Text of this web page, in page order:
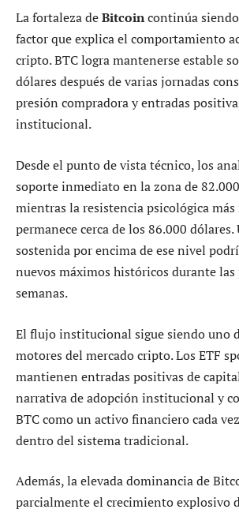
La fortaleza deBitcoincontinúa
factor que explica el comportamiento
cripto. BTC logra mantenerse estable
dólares después de varias jornadas
presión compradora y entradas
institucional.
Desde el punto de vista técnico, los
soporte inmediato en la zona de
mientras la resistencia psicológica
permanece cerca de los 86.000
sostenida por encima de ese nivel
nuevos máximos históricos durante las
semanas.
El flujo institucional sigue siendo uno
motores del mercado cripto. Los ETF
mantienen entradas positivas de
narrativa de adopción institucional y
BTC como un activo financiero cada
dentro del sistema tradicional.
Además, la elevada dominancia de
parcialmente el crecimiento explosivo